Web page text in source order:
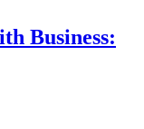
Business: